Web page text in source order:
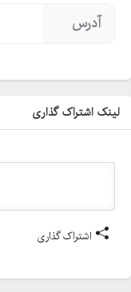
آدرس
لینک اشتراک گذاری
اشتراک گذاری